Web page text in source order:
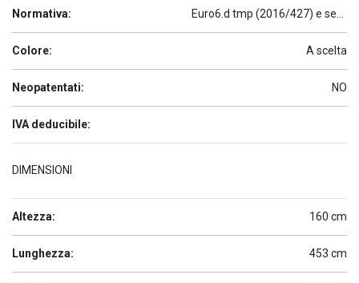
Normativa:
Colore: A scelta
Neopatentati: NO
IVA deducibile:
DIMENSIONI
Altezza: 160 cm
Lunghezza: 453 cm